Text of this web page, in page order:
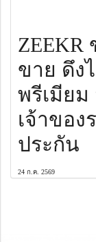
ZEEKR
ขาย ดึง
พรีเมีย
เจ้าของ
ประกัน
24 ก.ค. 2569